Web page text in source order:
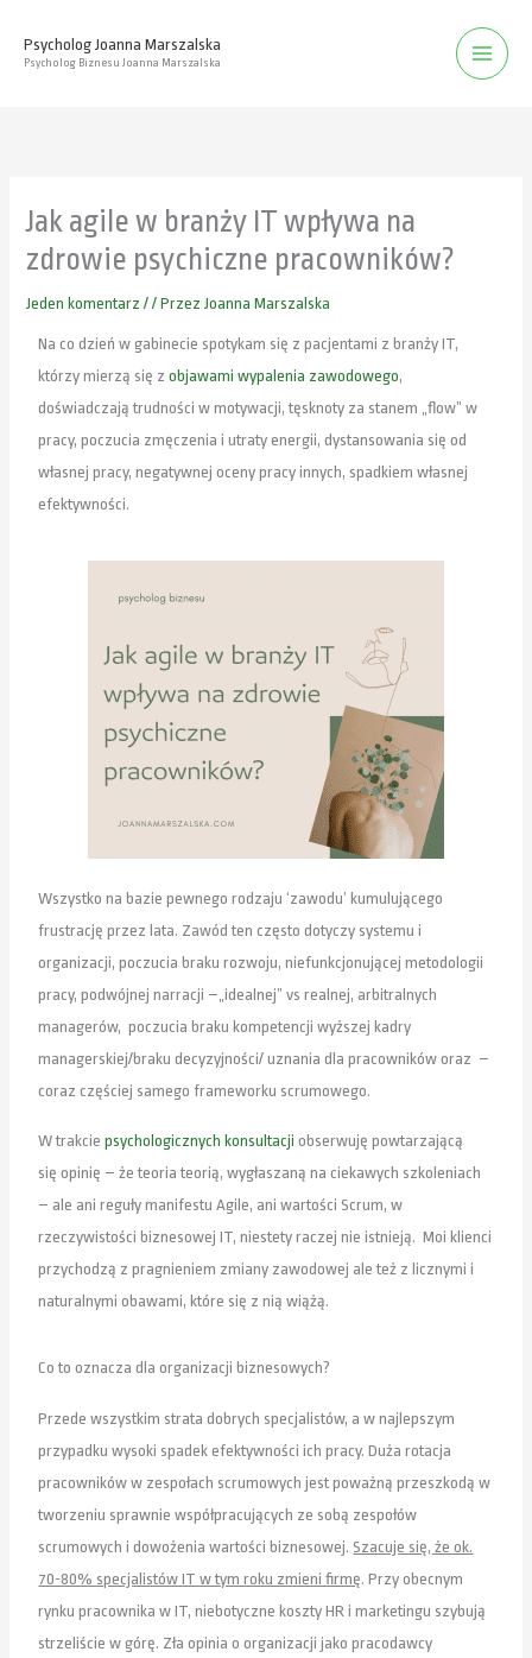
Psycholog Joanna Marszalska
Psycholog Biznesu Joanna Marszalska
Jak agile w branży IT wpływa na
zdrowie psychiczne pracowników?
Jeden komentarz // Przez Joanna Marszalska
Na co dzień w gabinecie spotykam się z pacjentami z branży IT,
którzy mierzą się zobjawami wypalenia zawodowego,
doświadczają trudności w motywacji, tęsknoty za stanem „flow” w
pracy, poczucia zmęczenia i utraty energii, dystansowania się od
własnej pracy, negatywnej oceny pracy innych, spadkiem własnej
efektywności.
Wszystko na bazie pewnego rodzaju ‘zawodu’ kumulującego
frustrację przez lata. Zawód ten często dotyczy systemu i
organizacji, poczucia braku rozwoju, niefunkcjonującej metodologii
pracy, podwójnej narracji –„idealnej” vs realnej, arbitralnych
managerów, poczucia braku kompetencji wyższej kadry
managerskiej/braku decyzyjności/ uznania dla pracowników oraz –
coraz częściej samego frameworku scrumowego.
W trakciepsychologicznych konsultacji obserwuję powtarzającą
się opinię – że teoria teorią, wygłaszaną na ciekawych szkoleniach
– ale ani reguły manifestu Agile, ani wartości Scrum, w
rzeczywistości biznesowej IT, niestety raczej nie istnieją. Moi klienci
przychodzą z pragnieniem zmiany zawodowej ale też z licznymi i
naturalnymi obawami, które się z nią wiążą.
Co to oznacza dla organizacji biznesowych?
Przede wszystkim strata dobrych specjalistów, a w najlepszym
przypadku wysoki spadek efektywności ich pracy. Duża rotacja
pracowników w zespołach scrumowych jest poważną przeszkodą w
tworzeniu sprawnie współpracujących ze sobą zespołów
scrumowych i dowożenia wartości biznesowej. Szacuje się, że ok.
70-80% specjalistów IT w tym roku zmieni firmę. Przy obecnym
rynku pracownika w IT, niebotyczne koszty HR i marketingu szybują
strzeliście w górę. Zła opinia o organizacji jako pracodawcy